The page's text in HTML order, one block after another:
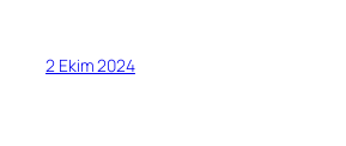
2 Ekim 2024